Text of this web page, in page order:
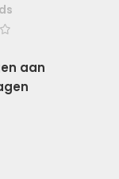
aan